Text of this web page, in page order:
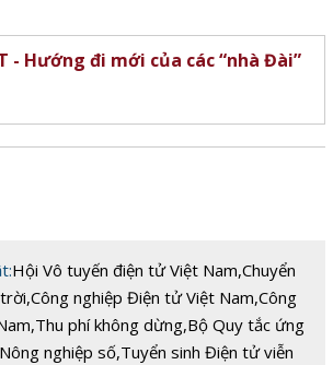
- Hướng đi mới của các “nhà Đài”
Hội Vô tuyến điện tử Việt Nam,Chuyển
,Công nghiệp Điện tử Việt Nam,Công
,Thu phí không dừng,Bộ Quy tắc ứng
Nông nghiệp số,Tuyển sinh Điện tử viễn